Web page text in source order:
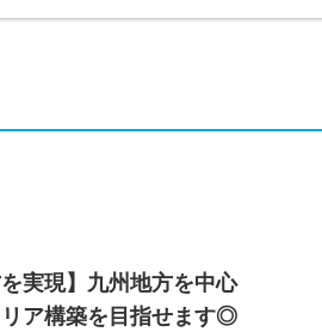
実現】九州地方を中心
ア構築を目指せます◎